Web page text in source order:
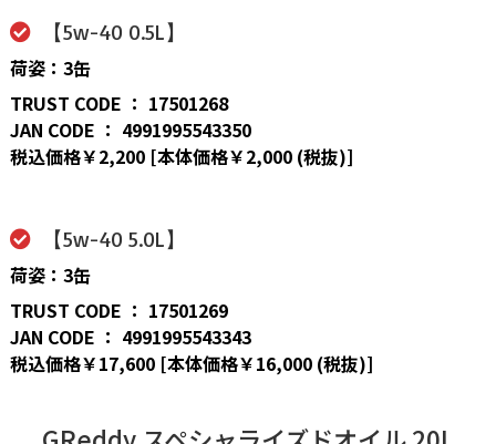
【5w-40 0.5L】
荷姿：3缶
TRUST CODE ： 17501268
JAN CODE ： 4991995543350
税込価格￥2,200 [本体価格￥2,000 (税抜)]
【5w-40 5.0L】
荷姿：3缶
TRUST CODE ： 17501269
JAN CODE ： 4991995543343
税込価格￥17,600 [本体価格￥16,000 (税抜)]